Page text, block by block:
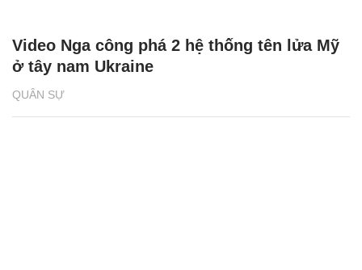
QUÂN SỰ
Video Nga công phá 2 hệ thống tên lửa Mỹ
ở tây nam Ukraine